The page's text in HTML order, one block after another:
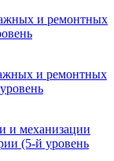
и ремонтных
и ремонтных
и механизации
(5-й уровень